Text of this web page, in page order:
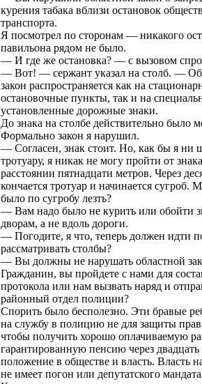
курения табака вблизи остановок
транспорта.
Я посмотрел по сторонам — никакого
павильона рядом не было.
— И где же остановка? — с вызовом
— Вот! — сержант указал на столб. —
закон распространяется как на
остановочные пункты, так и на
установленные дорожные знаки.
До знака на столбе действительно было
Формально закон я нарушил.
— Согласен, знак стоит. Но, как бы я ни
тротуару, я никак не могу пройти от
расстоянии пятнадцати метров. Через
кончается тротуар и начинается сугроб.
было по сугробу лезть?
— Вам надо было не курить или обойти
дворам, а не вдоль дороги.
— Погодите, я что, теперь должен идти
рассматривать столбы?
— Вы должны не нарушать областной
Гражданин, вы пройдете с нами для
протокола или нам вызвать наряд и
районный отдел полиции?
Спорить было бесполезно. Эти бравые
на службу в полицию не для защиты
чтобы получить хорошо оплачиваемую
гарантированную пенсию через двадцать
положение в обществе и власть. Власть
не имеет погон или депутатского